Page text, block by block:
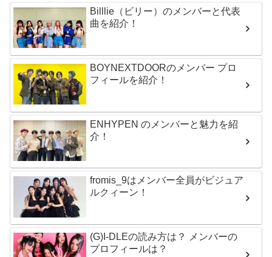
Billlie（ビリー）のメンバーと代表
曲を紹介！
BOYNEXTDOORのメンバー プロ
フィールを紹介！
ENHYPEN のメンバーと魅力を紹
介！
fromis_9はメンバー全員がビジュア
ルクィーン！
(G)I-DLEの読み方は？ メンバーの
プロフィールは？